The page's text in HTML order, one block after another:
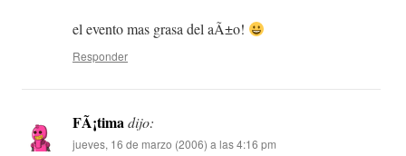
el evento mas grasa del aÃ±o!
Responder
FÃ¡timadijo:
jueves, 16 de marzo (2006) a las 4:16 pm